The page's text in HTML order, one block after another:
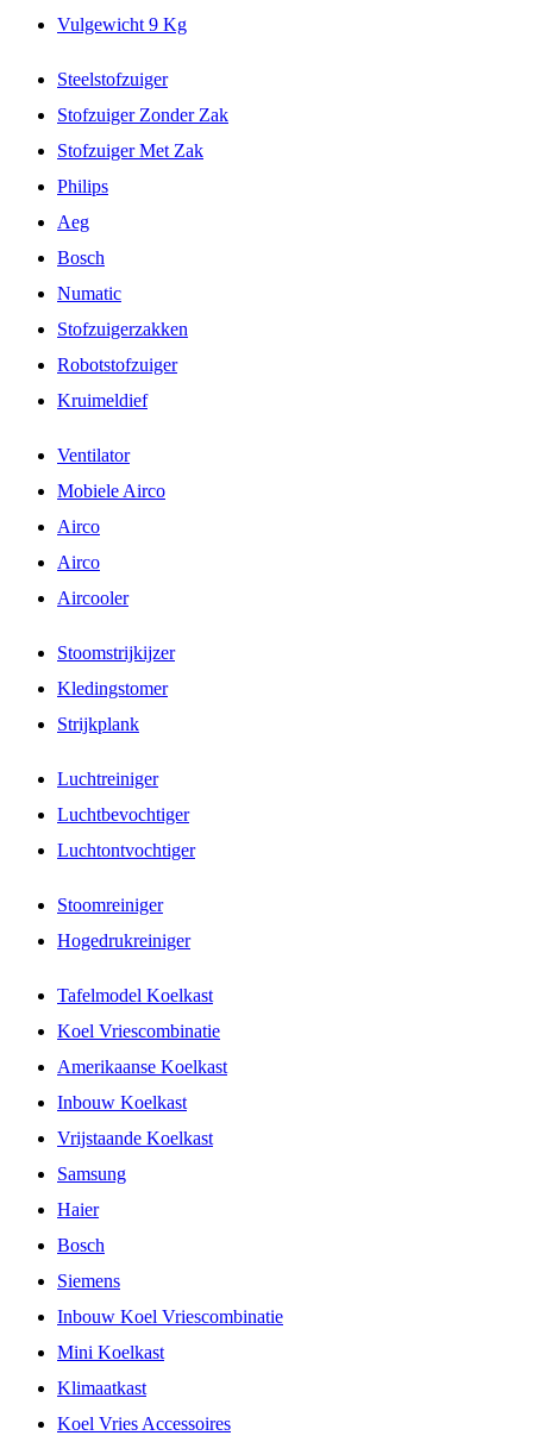
Vulgewicht 9 Kg
Steelstofzuiger
Stofzuiger Zonder Zak
Stofzuiger Met Zak
Philips
Aeg
Bosch
Numatic
Stofzuigerzakken
Robotstofzuiger
Kruimeldief
Ventilator
Mobiele Airco
Airco
Airco
Aircooler
Stoomstrijkijzer
Kledingstomer
Strijkplank
Luchtreiniger
Luchtbevochtiger
Luchtontvochtiger
Stoomreiniger
Hogedrukreiniger
Tafelmodel Koelkast
Koel Vriescombinatie
Amerikaanse Koelkast
Inbouw Koelkast
Vrijstaande Koelkast
Samsung
Haier
Bosch
Siemens
Inbouw Koel Vriescombinatie
Mini Koelkast
Klimaatkast
Koel Vries Accessoires